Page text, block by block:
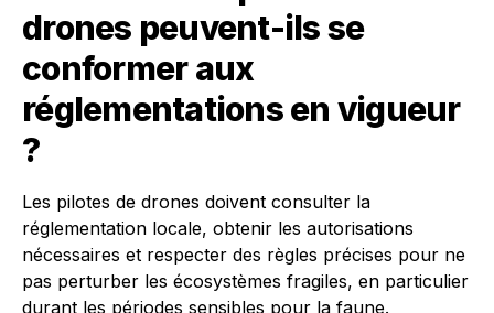
drones peuvent-ils se
conformer aux
réglementations en vigueur
?
Les pilotes de drones doivent consulter la
réglementation locale, obtenir les autorisations
nécessaires et respecter des règles précises pour ne
pas perturber les écosystèmes fragiles, en particulier
durant les périodes sensibles pour la faune.